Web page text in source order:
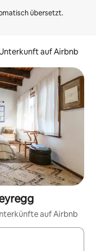
auf Airbnb
auf Airbnb
mit den